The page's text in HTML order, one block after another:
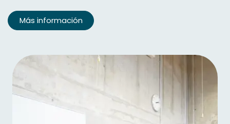
Más información